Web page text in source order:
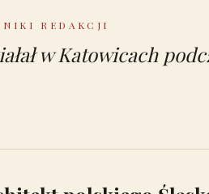
REDAKCJI
w Katowicach